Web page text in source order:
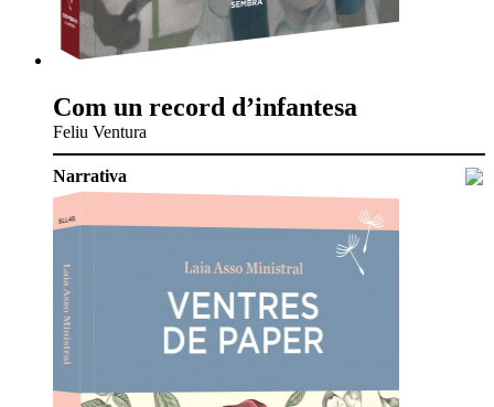
Com un record d’infantesa
Feliu Ventura
Narrativa